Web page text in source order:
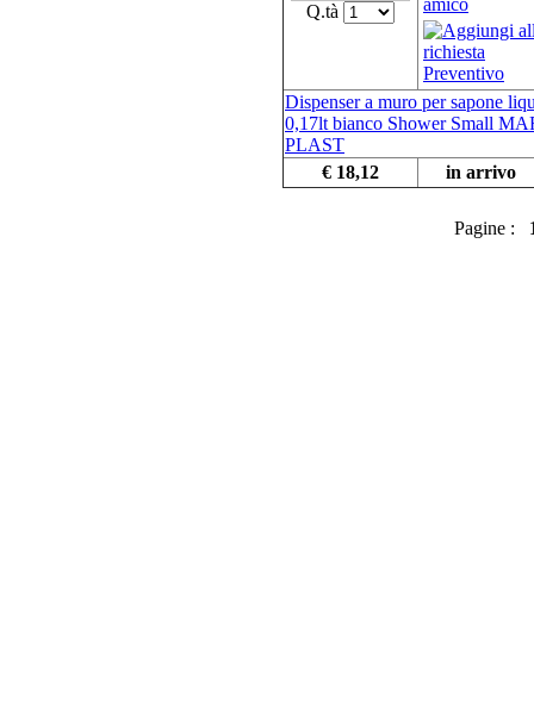
Q.tà
Dispenser a muro per sapone
0,17lt bianco Shower Small
PLAST
€ 18,12
in arrivo
Pagine :